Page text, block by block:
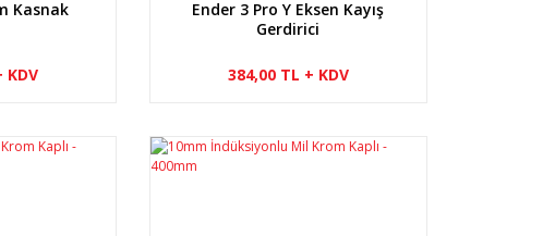
Kasnak
KDV
Ender 3 Pro Y Eksen Kayış
Gerdirici
384,00 TL + KDV